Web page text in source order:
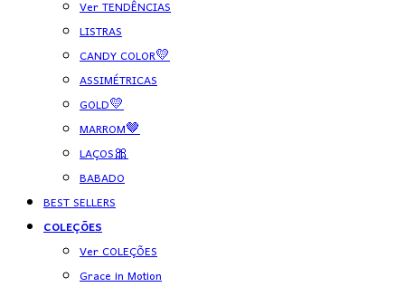
Ver TENDÊNCIAS
LISTRAS
CANDY COLOR💛
ASSIMÉTRICAS
GOLD💛
MARROM🤎
LAÇOS🎀
BABADO
BEST SELLERS
COLEÇÕES
Ver COLEÇÕES
Grace in Motion